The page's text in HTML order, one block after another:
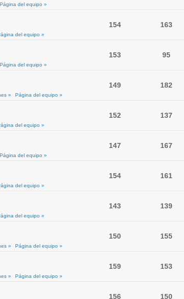
Página del equipo »
del equipo »
154 163
Página del equipo »
153 95
»
Página del equipo »
149 182
del equipo »
152 137
Página del equipo »
147 167
del equipo »
154 161
del equipo »
143 139
»
Página del equipo »
150 155
»
Página del equipo »
159 153
156 150